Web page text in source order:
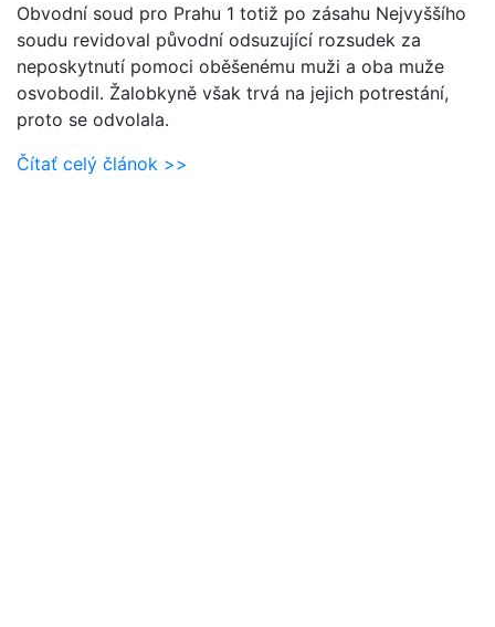
Obvodní soud pro Prahu 1 totiž po zásahu Nejvyššího
soudu revidoval původní odsuzující rozsudek za
neposkytnutí pomoci oběšenému muži a oba muže
osvobodil. Žalobkyně však trvá na jejich potrestání,
proto se odvolala.
Čítať celý článok >>